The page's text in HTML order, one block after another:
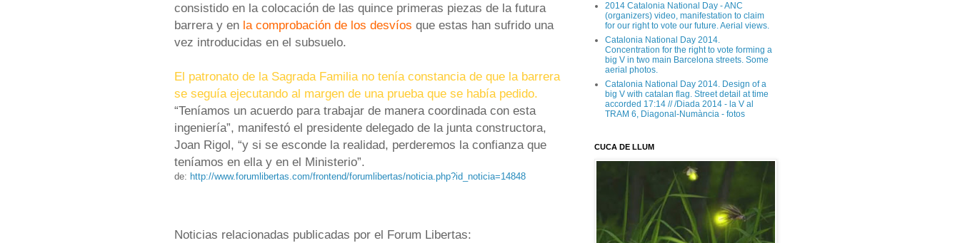
consistido en la colocación de las quince primeras piezas de la futura
barrera y en la comprobación de los desvíos que estas han sufrido una
vez introducidas en el subsuelo.
El patronato de la Sagrada Familia no tenía constancia de que la barrera
se seguía ejecutando al margen de una prueba que se había pedido.
“Teníamos un acuerdo para trabajar de manera coordinada con esta
ingeniería”, manifestó el presidente delegado de la junta constructora,
Joan Rigol, “y si se esconde la realidad, perderemos la confianza que
teníamos en ella y en el Ministerio”.
de: http://www.forumlibertas.com/frontend/forumlibertas/noticia.php?id_noticia=14848
Noticias relacionadas publicadas por el Forum Libertas:
2014 Catalonia National Day - ANC
(organizers) video, manifestation to claim
for our right to vote our future. Aerial views.
Catalonia National Day 2014.
Concentration for the right to vote forming a
big V in two main Barcelona streets. Some
aerial photos.
Catalonia National Day 2014. Design of a
big V with catalan flag. Street detail at time
accorded 17:14 // /Diada 2014 - la V al
TRAM 6, Diagonal-Numància - fotos
CUCA DE LLUM